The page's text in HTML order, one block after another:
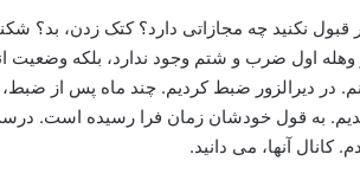
قبول نکنید چه مجازاتی دارد؟ کتک زدن، بد؟
وهله اول ضرب و شتم وجود ندارد، بلکه
در دیرالزور ضبط کردیم. چند ماه پس از
کانال آنها، می دانید.